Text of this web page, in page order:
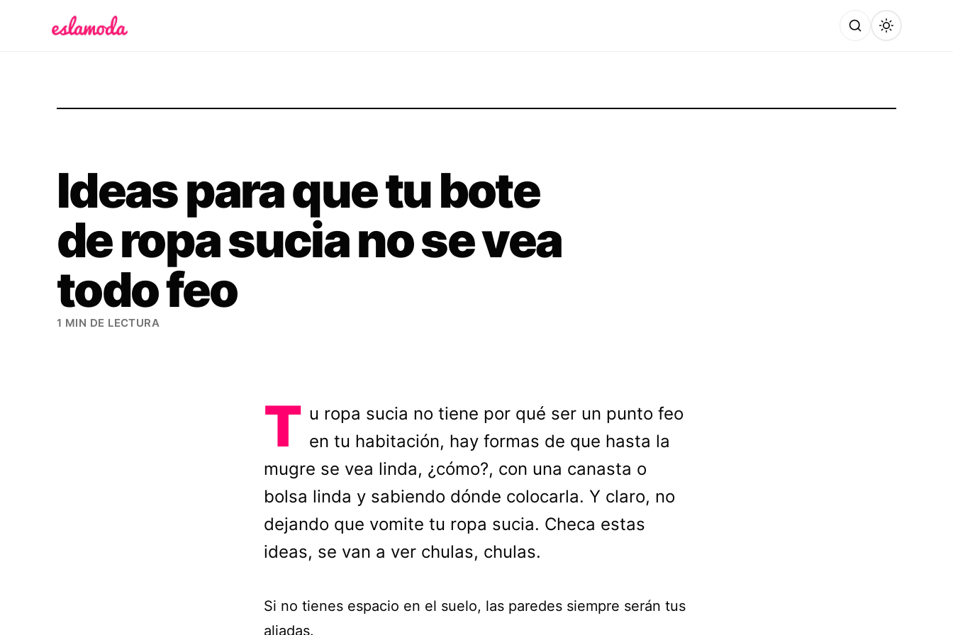
Ideas para que tu bote
de ropa sucia no se vea
todo feo
1 MIN DE LECTURA
T u ropa sucia no tiene por qué ser un punto feo
en tu habitación, hay formas de que hasta la
mugre se vea linda, ¿cómo?, con una canasta o
bolsa linda y sabiendo dónde colocarla. Y claro, no
dejando que vomite tu ropa sucia. Checa estas
ideas, se van a ver chulas, chulas.
Si no tienes espacio en el suelo, las paredes siempre serán tus
aliadas.